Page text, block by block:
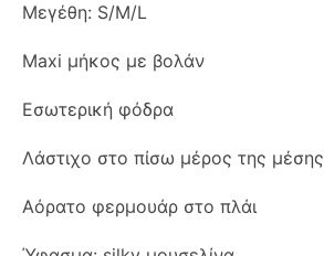
Μεγέθη: S/M/L
Maxi μήκος με βολάν
Εσωτερική φόδρα
Λάστιχο στο πίσω μέρος της μέσης
Αόρατο φερμουάρ στο πλάι